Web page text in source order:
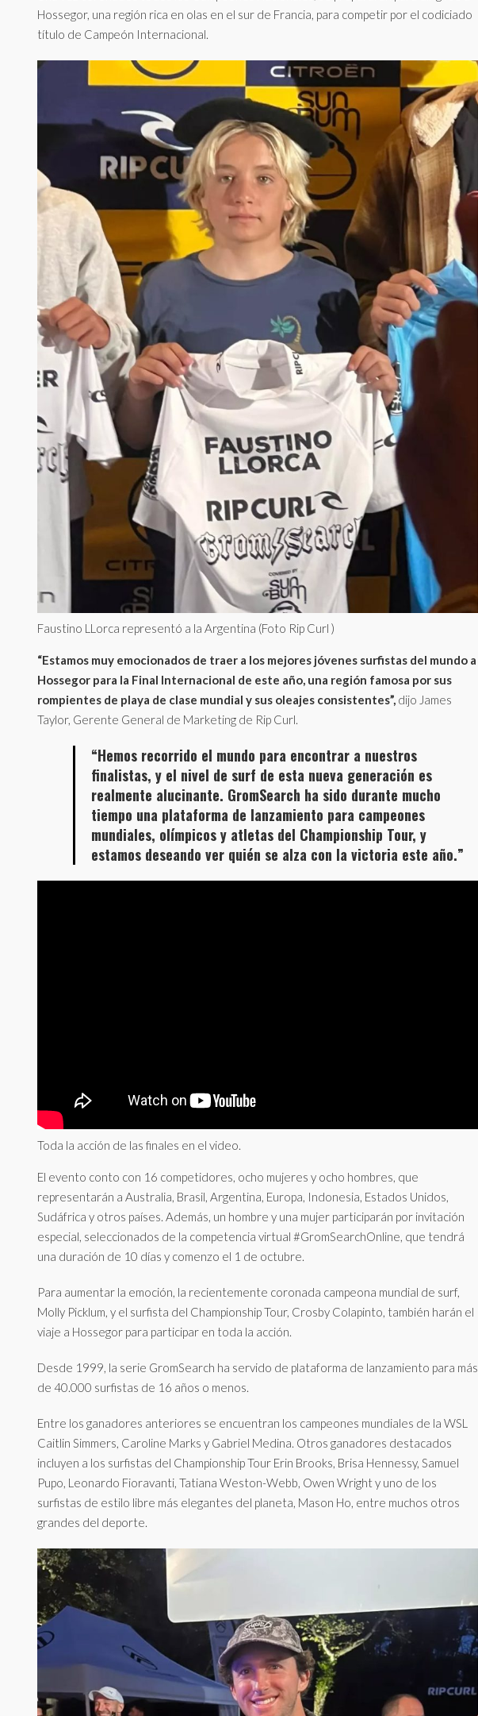
Hossegor, una región rica en olas en el sur de Francia, para competir por el codiciado
título de Campeón Internacional.
Faustino LLorca representó a la Argentina (Foto Rip Curl )
“Estamos muy emocionados de traer a los mejores jóvenes surfistas del mundo a
Hossegor para la Final Internacional de este año, una región famosa por sus
rompientes de playa de clase mundial y sus oleajes consistentes”, dijo James
Taylor, Gerente General de Marketing de Rip Curl.
“Hemos recorrido el mundo para encontrar a nuestros
finalistas, y el nivel de surf de esta nueva generación es
realmente alucinante. GromSearch ha sido durante mucho
tiempo una plataforma de lanzamiento para campeones
mundiales, olímpicos y atletas del Championship Tour, y
estamos deseando ver quién se alza con la victoria este año.”
Toda la acción de las finales en el video.
El evento conto con 16 competidores, ocho mujeres y ocho hombres, que
representarán a Australia, Brasil, Argentina, Europa, Indonesia, Estados Unidos,
Sudáfrica y otros países. Además, un hombre y una mujer participarán por invitación
especial, seleccionados de la competencia virtual #GromSearchOnline, que tendrá
una duración de 10 días y comenzo el 1 de octubre.
Para aumentar la emoción, la recientemente coronada campeona mundial de surf,
Molly Picklum, y el surfista del Championship Tour, Crosby Colapinto, también harán el
viaje a Hossegor para participar en toda la acción.
Desde 1999, la serie GromSearch ha servido de plataforma de lanzamiento para más
de 40.000 surfistas de 16 años o menos.
Entre los ganadores anteriores se encuentran los campeones mundiales de la WSL
Caitlin Simmers, Caroline Marks y Gabriel Medina. Otros ganadores destacados
incluyen a los surfistas del Championship Tour Erin Brooks, Brisa Hennessy, Samuel
Pupo, Leonardo Fioravanti, Tatiana Weston-Webb, Owen Wright y uno de los
surfistas de estilo libre más elegantes del planeta, Mason Ho, entre muchos otros
grandes del deporte.